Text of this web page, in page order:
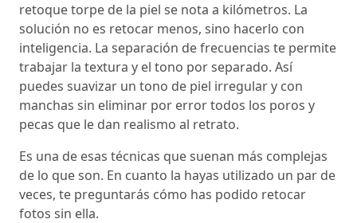
retoque torpe de la piel se nota a kilómetros. La
solución no es retocar menos, sino hacerlo con
inteligencia. La separación de frecuencias te permite
trabajar la textura y el tono por separado. Así
puedes suavizar un tono de piel irregular y con
manchas sin eliminar por error todos los poros y
pecas que le dan realismo al retrato.
Es una de esas técnicas que suenan más complejas
de lo que son. En cuanto la hayas utilizado un par de
veces, te preguntarás cómo has podido retocar
fotos sin ella.